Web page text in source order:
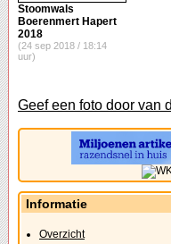
Stoomwals
Boerenmert Hapert
2018
(24 sep 2018 / 18:14
uur)
Geef een foto door van
Informatie
Overzicht